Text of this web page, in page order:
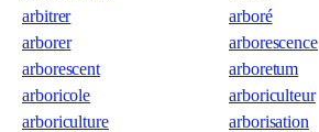
arbitrer
arboré
arborer
arborescence
arborescent
arboretum
arboricole
arboriculteur
arboriculture
arborisation